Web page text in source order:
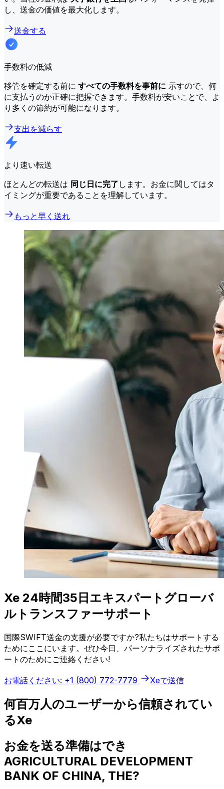
し、送金の価値を最大化します。
送金する
手数料の低減
移管を確定する前に すべての手数料を事前に 示すので、何
に支払うのか正確に把握できます。手数料が安いことで、よ
り多くの節約が可能になります。
支出を減らす
より速い転送
ほとんどの転送は 同じ日に完了 します。お金に関してはタ
イミングが重要であることを理解しています。
もっと早く送れ
Xe 24時間35日エキスパートグローバ
ルトランスファーサポート
国際SWIFT送金の支援が必要ですか?私たちはサポートする
ためにここにいます。ぜひ今日、パーソナライズされたサポ
ートのためにご連絡ください!
お電話ください: +1 (800) 772-7779 Xeで送信
何百万人のユーザーから信頼されてい
るXe
お金を送る準備はでき
AGRICULTURAL DEVELOPMENT
BANK OF CHINA, THE?